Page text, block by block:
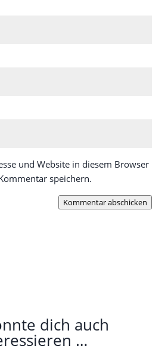
und Website in diesem Browser
speichern.
Kommentar abschicken
dich auch
…